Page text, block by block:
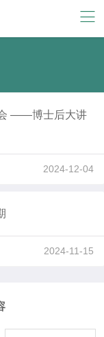
2024-12-04
2024-11-15